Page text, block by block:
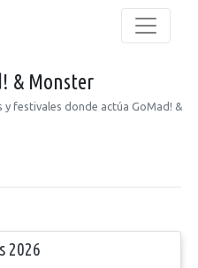
& Monster
y festivales donde actúa GoMad! &
2026